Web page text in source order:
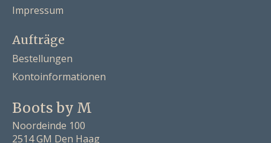
Impressum
Aufträge
Bestellungen
Kontoinformationen
Boots by M
Noordeinde 100
2514 GM Den Haag